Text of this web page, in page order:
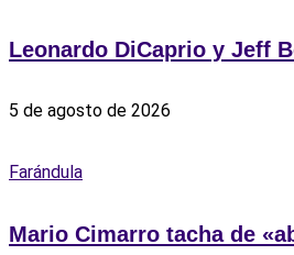
Leonardo DiCaprio y Jeff
5 de agosto de 2026
Farándula
Mario Cimarro tacha de